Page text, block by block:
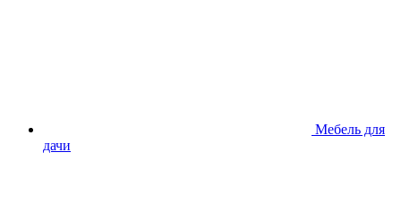
Мебель для
дачи